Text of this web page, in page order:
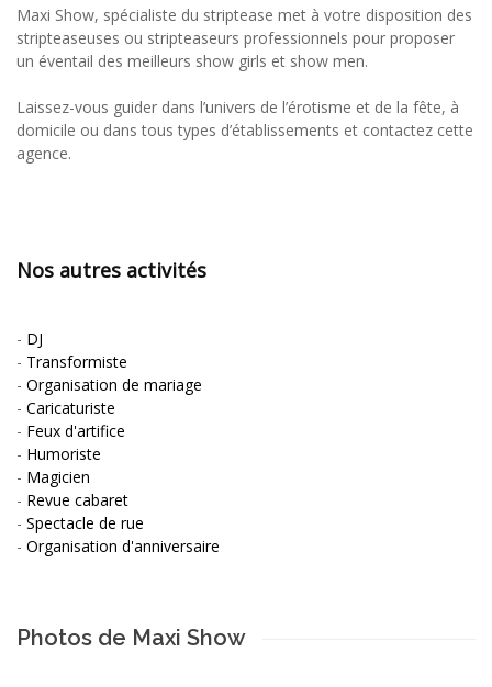
Maxi Show, spécialiste du striptease met à votre disposition des
stripteaseuses ou stripteaseurs professionnels pour proposer
un éventail des meilleurs show girls et show men.
Laissez-vous guider dans l’univers de l’érotisme et de la fête, à
domicile ou dans tous types d’établissements et contactez cette
agence.
Nos autres activités
- DJ
- Transformiste
- Organisation de mariage
- Caricaturiste
- Feux d'artifice
- Humoriste
- Magicien
- Revue cabaret
- Spectacle de rue
- Organisation d'anniversaire
Photos de Maxi Show